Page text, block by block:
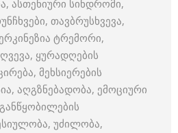
ასთენიური სინდრომი,
თავბრუსხვევა,
ტრემორი,
ყურადღების
მეხსიერების
აღგზნებადობა, ემოციური
უძილობა,